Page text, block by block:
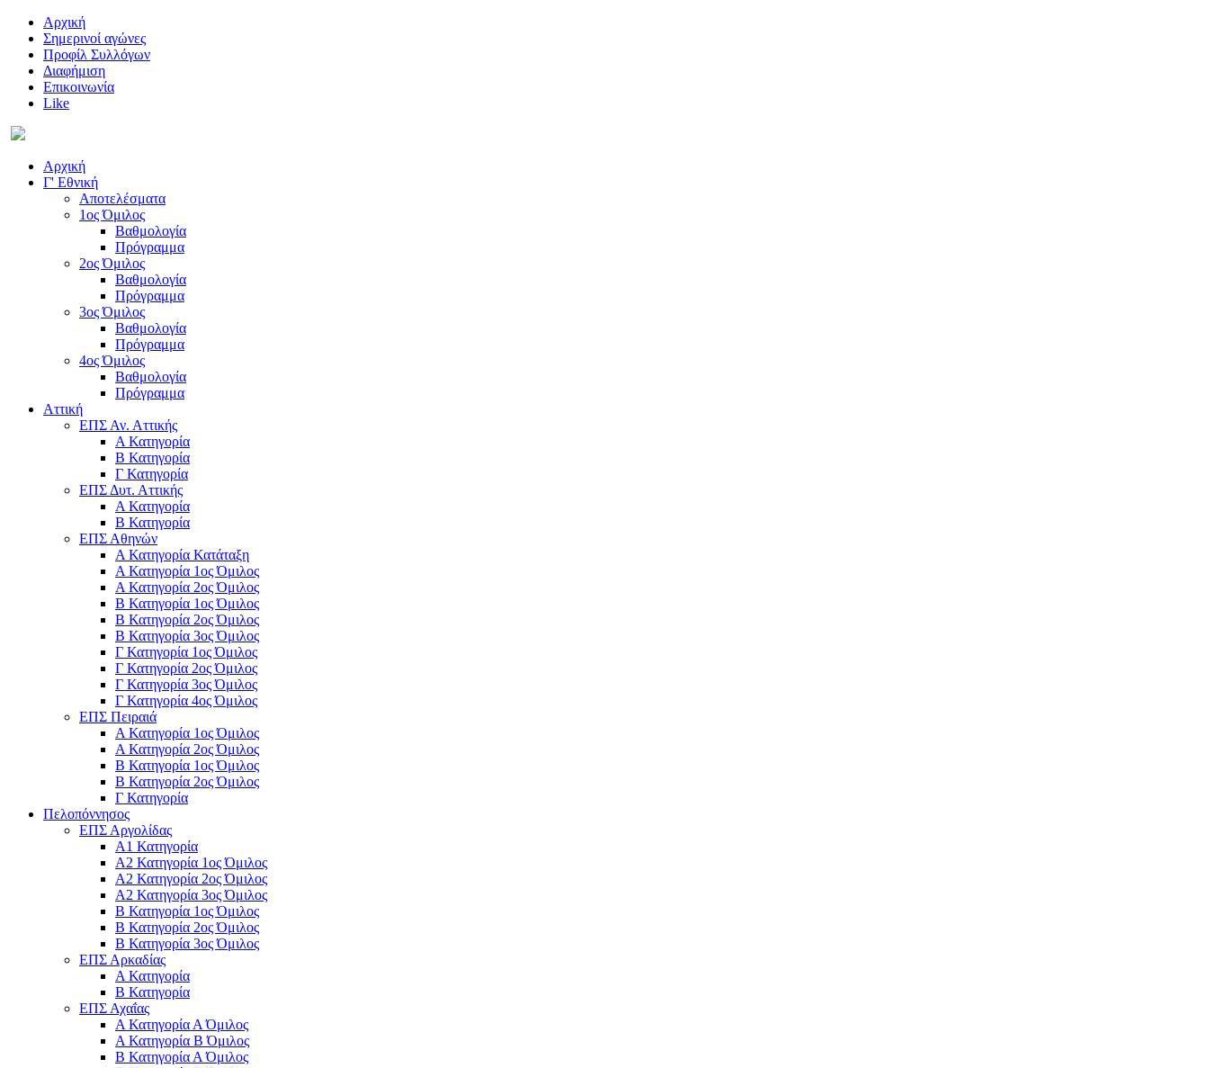
Αρχική
Σημερινοί αγώνες
Προφίλ Συλλόγων
Διαφήμιση
Επικοινωνία
Like
Αρχική
Γ' Εθνική
Αποτελέσματα
1ος Όμιλος
Βαθμολογία
Πρόγραμμα
2ος Όμιλος
Βαθμολογία
Πρόγραμμα
3ος Όμιλος
Βαθμολογία
Πρόγραμμα
4ος Όμιλος
Βαθμολογία
Πρόγραμμα
Αττική
ΕΠΣ Αν. Αττικής
Α Κατηγορία
Β Κατηγορία
Γ Κατηγορία
ΕΠΣ Δυτ. Αττικής
Α Κατηγορία
Β Κατηγορία
ΕΠΣ Αθηνών
Α Κατηγορία Κατάταξη
Α Κατηγορία 1ος Όμιλος
Α Κατηγορία 2ος Όμιλος
Β Κατηγορία 1ος Όμιλος
Β Κατηγορία 2ος Όμιλος
Β Κατηγορία 3ος Όμιλος
Γ Κατηγορία 1ος Όμιλος
Γ Κατηγορία 2ος Όμιλος
Γ Κατηγορία 3ος Όμιλος
Γ Κατηγορία 4ος Όμιλος
ΕΠΣ Πειραιά
Α Κατηγορία 1ος Όμιλος
Α Κατηγορία 2ος Όμιλος
Β Κατηγορία 1ος Όμιλος
Β Κατηγορία 2ος Όμιλος
Γ Κατηγορία
Πελοπόννησος
ΕΠΣ Αργολίδας
Α1 Κατηγορία
Α2 Κατηγορία 1ος Όμιλος
Α2 Κατηγορία 2ος Όμιλος
Α2 Κατηγορία 3ος Όμιλος
Β Κατηγορία 1ος Όμιλος
Β Κατηγορία 2ος Όμιλος
Β Κατηγορία 3ος Όμιλος
ΕΠΣ Αρκαδίας
Α Κατηγορία
Β Κατηγορία
ΕΠΣ Αχαΐας
Α Κατηγορία Α Όμιλος
Α Κατηγορία Β Όμιλος
Β Κατηγορία Α Όμιλος